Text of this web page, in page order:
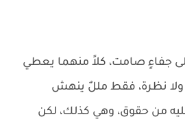
جفاءٍ صامت، كلاً منهما يعطي
ولا نظرة، فقط مللٌ ينهش
من حقوق، وهي كذلك، لكن